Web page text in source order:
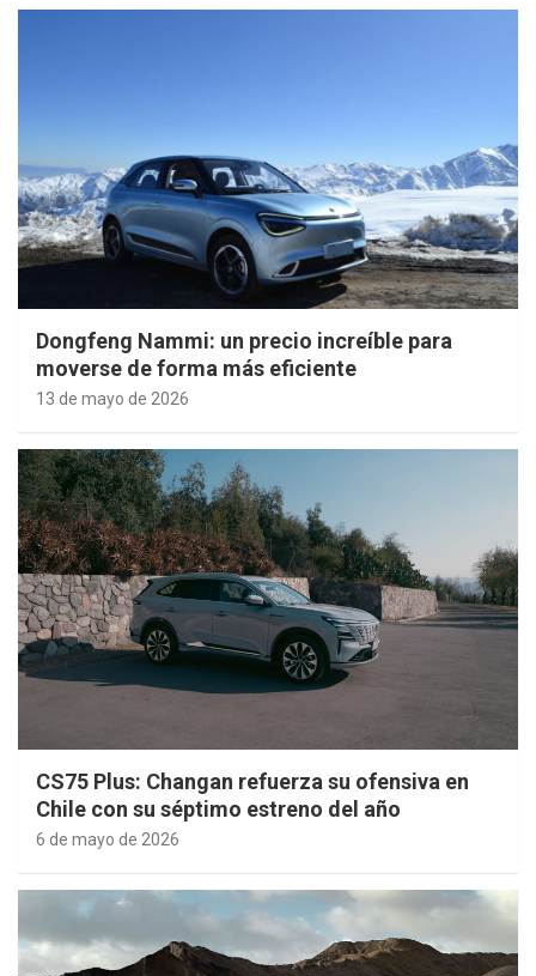
Dongfeng Nammi: un precio increíble para
moverse de forma más eficiente
13 de mayo de 2026
CS75 Plus: Changan refuerza su ofensiva en
Chile con su séptimo estreno del año
6 de mayo de 2026